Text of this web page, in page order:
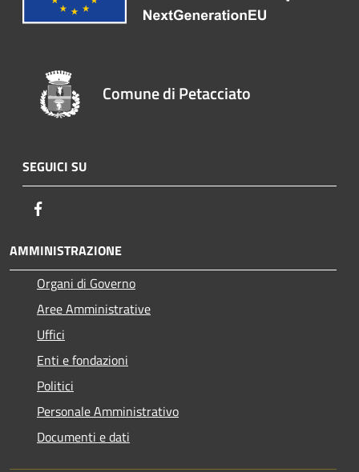
Comune di Petacciato
SEGUICI SU
AMMINISTRAZIONE
Organi di Governo
Aree Amministrative
Uffici
Enti e fondazioni
Politici
Personale Amministrativo
Documenti e dati